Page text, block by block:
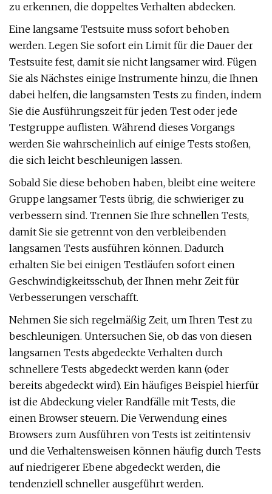
zu erkennen, die doppeltes Verhalten abdecken.
Eine langsame Testsuite muss sofort behoben
werden. Legen Sie sofort ein Limit für die Dauer der
Testsuite fest, damit sie nicht langsamer wird. Fügen
Sie als Nächstes einige Instrumente hinzu, die Ihnen
dabei helfen, die langsamsten Tests zu finden, indem
Sie die Ausführungszeit für jeden Test oder jede
Testgruppe auflisten. Während dieses Vorgangs
werden Sie wahrscheinlich auf einige Tests stoßen,
die sich leicht beschleunigen lassen.
Sobald Sie diese behoben haben, bleibt eine weitere
Gruppe langsamer Tests übrig, die schwieriger zu
verbessern sind. Trennen Sie Ihre schnellen Tests,
damit Sie sie getrennt von den verbleibenden
langsamen Tests ausführen können. Dadurch
erhalten Sie bei einigen Testläufen sofort einen
Geschwindigkeitsschub, der Ihnen mehr Zeit für
Verbesserungen verschafft.
Nehmen Sie sich regelmäßig Zeit, um Ihren Test zu
beschleunigen. Untersuchen Sie, ob das von diesen
langsamen Tests abgedeckte Verhalten durch
schnellere Tests abgedeckt werden kann (oder
bereits abgedeckt wird). Ein häufiges Beispiel hierfür
ist die Abdeckung vieler Randfälle mit Tests, die
einen Browser steuern. Die Verwendung eines
Browsers zum Ausführen von Tests ist zeitintensiv
und die Verhaltensweisen können häufig durch Tests
auf niedrigerer Ebene abgedeckt werden, die
tendenziell schneller ausgeführt werden.